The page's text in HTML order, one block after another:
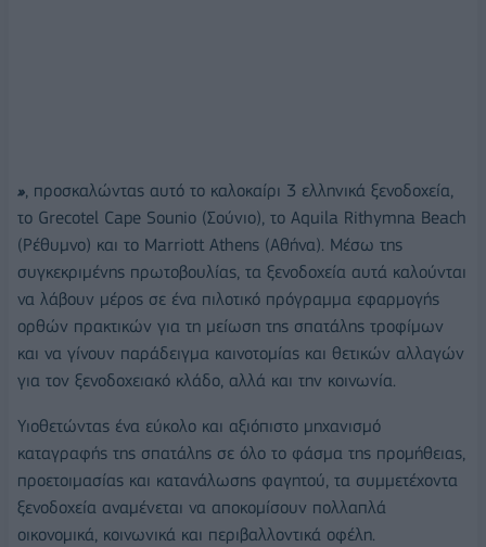
», προσκαλώντας αυτό το καλοκαίρι 3 ελληνικά ξενοδοχεία,
το Grecotel Cape Sounio (Σούνιο), το Aquila Rithymna Beach
(Ρέθυμνο) και το Marriott Athens (Αθήνα). Μέσω της
συγκεκριμένης πρωτοβουλίας, τα ξενοδοχεία αυτά καλούνται
να λάβουν μέρος σε ένα πιλοτικό πρόγραμμα εφαρμογής
ορθών πρακτικών για τη μείωση της σπατάλης τροφίμων
και να γίνουν παράδειγμα καινοτομίας και θετικών αλλαγών
για τον ξενοδοχειακό κλάδο, αλλά και την κοινωνία.
Υιοθετώντας ένα εύκολο και αξιόπιστο μηχανισμό
καταγραφής της σπατάλης σε όλο το φάσμα της προμήθειας,
προετοιμασίας και κατανάλωσης φαγητού, τα συμμετέχοντα
ξενοδοχεία αναμένεται να αποκομίσουν πολλαπλά
οικονομικά, κοινωνικά και περιβαλλοντικά οφέλη.